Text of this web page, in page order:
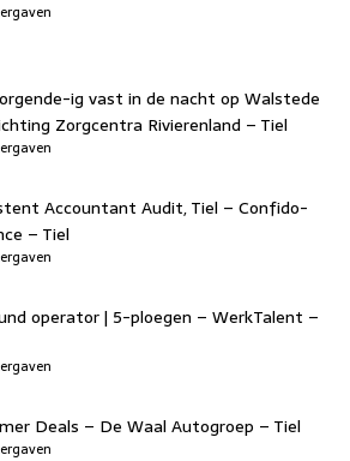
ig vast in de nacht op Walstede
Zorgcentra Rivierenland – Tiel
Accountant Audit, Tiel – Confido-
– Tiel
operator | 5-ploegen – WerkTalent –
Deals – De Waal Autogroep – Tiel